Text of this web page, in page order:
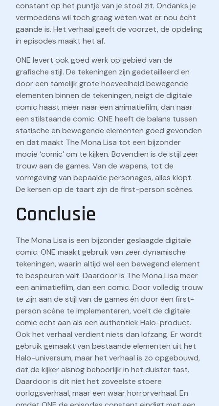
constant op het puntje van je stoel zit. Ondanks je
vermoedens wil toch graag weten wat er nou écht
gaande is. Het verhaal geeft de voorzet, de opdeling
in episodes maakt het af.
ONE levert ook goed werk op gebied van de
grafische stijl. De tekeningen zijn gedetailleerd en
door een tamelijk grote hoeveelheid bewegende
elementen binnen de tekeningen, neigt de digitale
comic haast meer naar een animatiefilm, dan naar
een stilstaande comic. ONE heeft de balans tussen
statische en bewegende elementen goed gevonden
en dat maakt The Mona Lisa tot een bijzonder
mooie ‘comic’ om te kijken. Bovendien is de stijl zeer
trouw aan de games. Van de wapens, tot de
vormgeving van bepaalde personages, alles klopt.
De kersen op de taart zijn de first-person scènes.
Conclusie
The Mona Lisa is een bijzonder geslaagde digitale
comic. ONE maakt gebruik van zeer dynamische
tekeningen, waarin altijd wel een bewegend element
te bespeuren valt. Daardoor is The Mona Lisa meer
een animatiefilm, dan een comic. Door volledig trouw
te zijn aan de stijl van de games én door een first-
person scène te implementeren, voelt de digitale
comic echt aan als een authentiek Halo-product.
Ook het verhaal verdient niets dan lofzang. Er wordt
gebruik gemaakt van bestaande elementen uit het
Halo-universum, maar het verhaal is zo opgebouwd,
dat de kijker alsnog behoorlijk in het duister tast.
Daardoor is dit niet het zoveelste stoere
oorlogsverhaal, maar een waar horrorverhaal. En